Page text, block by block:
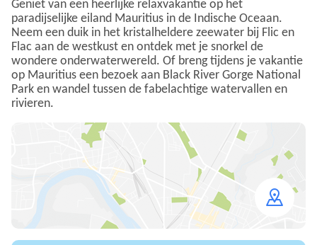
Geniet van een heerlijke relaxvakantie op het
paradijselijke eiland Mauritius in de Indische Oceaan.
Neem een duik in het kristalheldere zeewater bij Flic en
Flac aan de westkust en ontdek met je snorkel de
wondere onderwaterwereld. Of breng tijdens je vakantie
op Mauritius een bezoek aan Black River Gorge National
Park en wandel tussen de fabelachtige watervallen en
rivieren.
map